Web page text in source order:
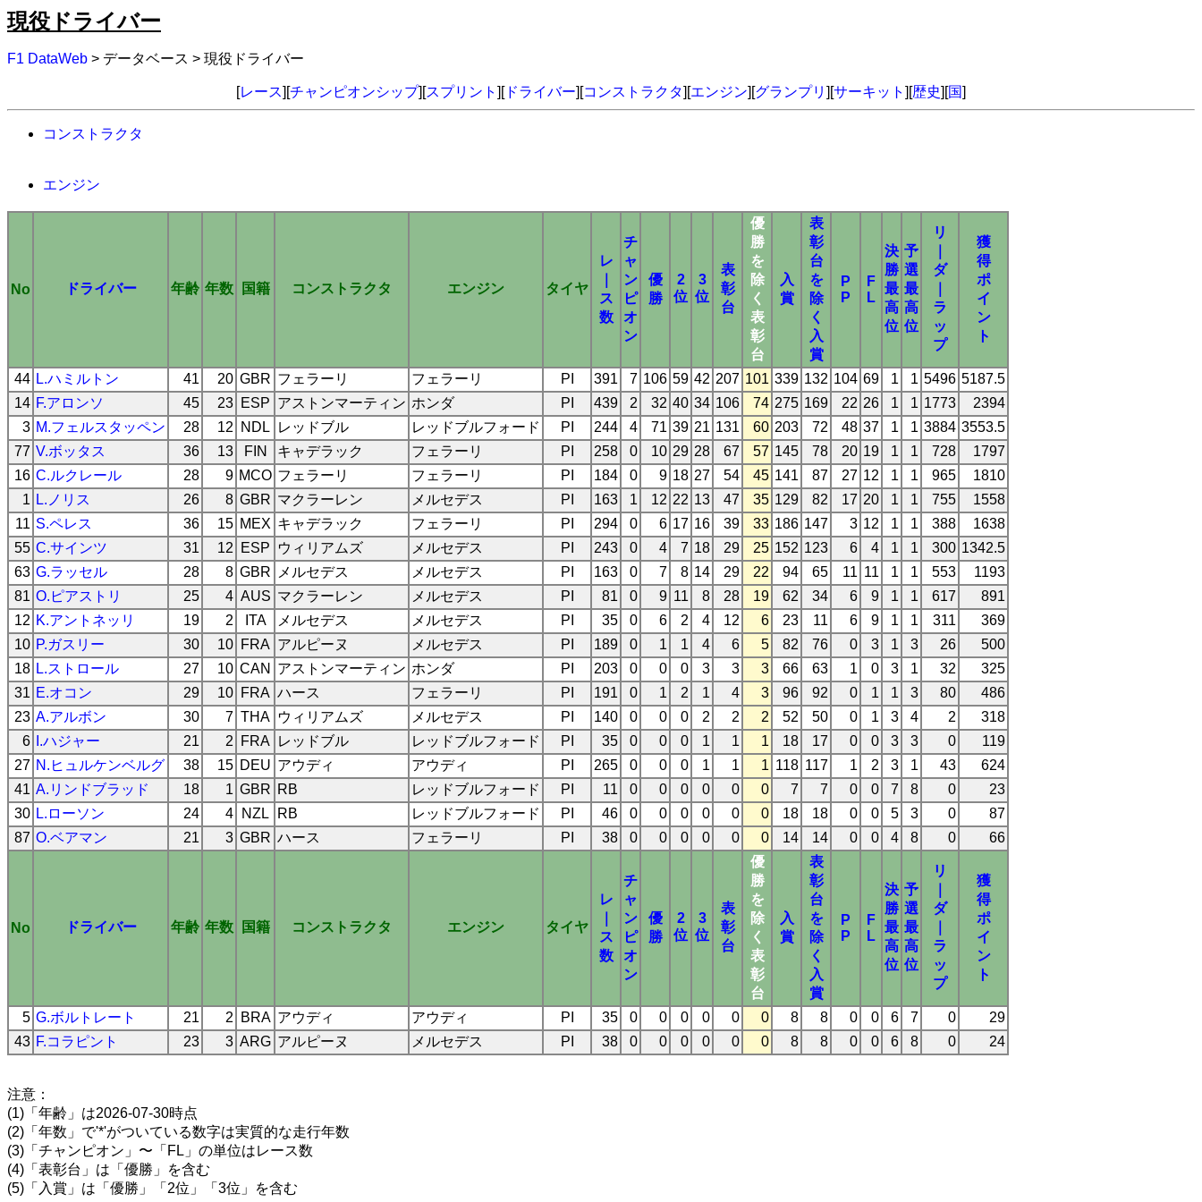
現役ドライバー
F1 DataWeb > データベース > 現役ドライバー
[レース][チャンピオンシップ][スプリント ][ドライバー][コンストラクタ][エンジン][グランプリ ][サーキット ][歴史][国]
コンストラクタ
エンジン
No ドライバー 年齢 年数 国籍 コンストラクタ エンジン タイヤ
レ
ス
数
チ
ャ
ン
ピ
オ
ン
優
勝
2
位
3
位
表
彰
台
優
勝
を
除
く
表
彰
台
入
賞
表
彰
台
を
除
く
入
賞
P
P
F
L
決
勝
最
高
位
予
選
最
高
位
リ
ダ
ラ
ッ
プ
獲
得
ポ
イ
ン
ト
44 L.ハミルトン 41 20 GBR フェラーリ フェラーリ PI 391 7 106 59 42 207 101 339 132 104 69 1 1 5496 5187.5
14 F.アロンソ 45 23 ESP アストンマーティン ホンダ PI 439 2 32 40 34 106 74 275 169 22 26 1 1 1773
2394
3 M.フェルスタッペン 28 12 NDL レッドブル レッドブルフォード PI 244 4 71 39 21 131 60 203 72 48 37 1 1 3884 3553.5
77 V.ボッタス 36 13 FIN キャデラック フェラーリ PI 258 0 10 29 28 67 57 145 78 20 19 1 1 728
1797
16 C.ルクレール 28 9 MCO フェラーリ フェラーリ PI 184 0 9 18 27 54 45 141 87 27 12 1 1 965
1810
1 L.ノリス 26 8 GBR マクラーレン メルセデス PI 163 1 12 22 13 47 35 129 82 17 20 1 1 755
1558
11 S.ペレス 36 15 MEX キャデラック フェラーリ PI 294 0 6 17 16 39 33 186 147 3 12 1 1 388
1638
55 C.サインツ 31 12 ESP ウィリアムズ メルセデス PI 243 0 4 7 18 29 25 152 123 6 4 1 1 300 1342.5
63 G.ラッセル 28 8 GBR メルセデス メルセデス PI 163 0 7 8 14 29 22 94 65 11 11 1 1 553
1193
81 O.ピアストリ 25 4 AUS マクラーレン メルセデス PI 81 0 9 11 8 28 19 62 34 6 9 1 1 617
891
12 K.アントネッリ 19 2 ITA メルセデス メルセデス PI 35 0 6 2 4 12 6 23 11 6 9 1 1 311
369
10 P.ガスリー 30 10 FRA アルピーヌ メルセデス PI 189 0 1 1 4 6 5 82 76 0 3 1 3 26
500
18 L.ストロール 27 10 CAN アストンマーティン ホンダ PI 203 0 0 0 3 3 3 66 63 1 0 3 1 32
325
31 E.オコン 29 10 FRA ハース フェラーリ PI 191 0 1 2 1 4 3 96 92 0 1 1 3 80
486
23 A.アルボン 30 7 THA ウィリアムズ メルセデス PI 140 0 0 0 2 2 2 52 50 0 1 3 4 2
318
6
I.ハジャー 21 2 FRA レッドブル レッドブルフォード PI 35 0 0 0 1 1 1 18 17 0 0 3 3 0
119
27 N.ヒュルケンベルグ 38 15 DEU アウディ アウディ PI 265 0 0 0 1 1 1 118 117 1 2 3 1 43
624
41 A.リンドブラッド 18 1 GBR RB レッドブルフォード PI 11 0 0 0 0 0 0 7 7 0 0 7 8 0
23
30 L.ローソン 24 4 NZL RB レッドブルフォード PI 46 0 0 0 0 0 0 18 18 0 0 5 3 0
87
87 O.ベアマン 21 3 GBR ハース フェラーリ PI 38 0 0 0 0 0 0 14 14 0 0 4 8 0 66
No ドライバー 年齢 年数 国籍 コンストラクタ エンジン タイヤ
レ
ス
数
チ
ャ
ン
ピ
オ
ン
優
勝
2
位
3
位
表
彰
台
優
勝
を
除
く
表
彰
台
入
賞
表
彰
台
を
除
く
入
賞
P
P
F
L
決
勝
最
高
位
予
選
最
高
位
リ
ダ
ラ
ッ
プ
獲
得
ポ
イ
ン
ト
5 G.ボルトレート 21 2 BRA アウディ アウディ PI 35 0 0 0 0 0 0 8 8 0 0 6 7 0
29
43 F.コラピント 23 3 ARG アルピーヌ メルセデス PI 38 0 0 0 0 0 0 8 8 0 0 6 8 0 24
注意：
(1)「年齢」は2026-07-30時点
(2)「年数」で'*'がついている数字は実質的な走行年数
(3)「チャンピオン」〜「FL」の単位はレース数
(4)「表彰台」は「優勝」を含む
(5)「入賞」は「優勝」「2位」「3位」を含む